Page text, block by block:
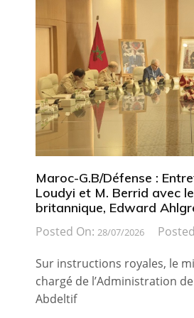
Maroc-G.B/Défense :
Loudyi et M. Berrid avec
britannique, Edward
Posted On: 28/07/2026
Sur instructions royales, le
chargé de l’Administration
Abdeltif